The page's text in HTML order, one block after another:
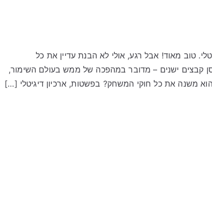
טוב מאוד! אבל רגע, אולי לא הבנת עדיין את כל
קבצים ישנים – מדובר במהפכה של ממש בעולם השימור,
הוא משנה את כל חוקי המשחק? בפשטות, ארכיון דיגיטלי […]